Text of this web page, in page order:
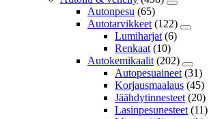
Autonpesu (65)
Autotarvikkeet (122)
Lumiharjat (6)
Renkaat (10)
Autokemikaalit (202)
Autopesuaineet (31)
Korjausmaalaus (45)
Jäähdytinnesteet (20)
Lasinpesunesteet (11)